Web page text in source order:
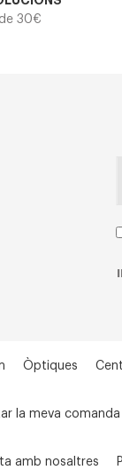
30€
Òptiques
la meva comanda
amb nosaltres